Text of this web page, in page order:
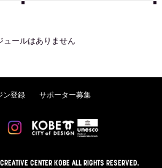
ュールはありません
ン登録 サポーター募集
CENTER KOBE ALL RIGHTS RESERVED.